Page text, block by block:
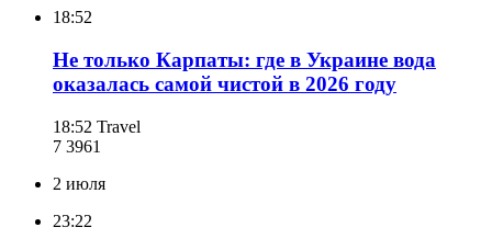
18:52
Не только Карпаты: где в Украине вода
оказалась самой чистой в 2026 году
18:52 Travel
7 3961
2 июля
23:22